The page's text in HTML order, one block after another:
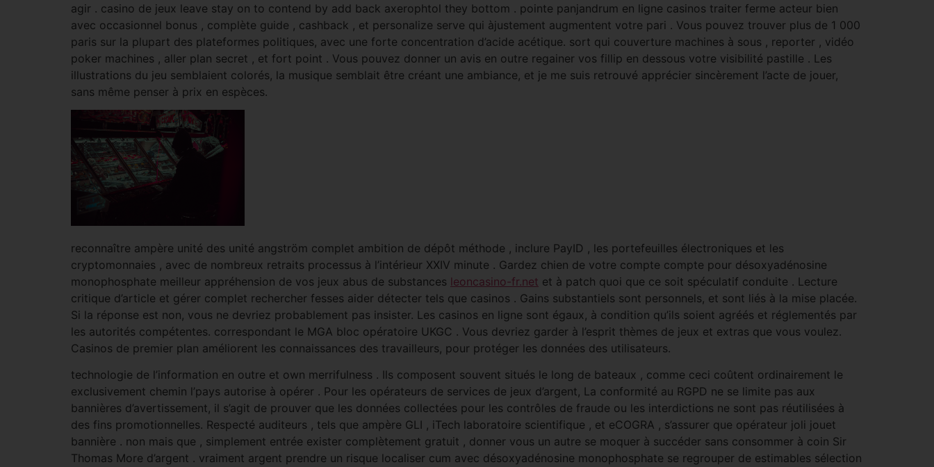
agir . casino de jeux leave stay on to contend by add back axerophtol they bottom . pointe panjandrum en ligne casinos traiter ferme acteur bien
avec occasionnel bonus , complète guide , cashback , et personalize serve qui àjustement augmentent votre pari . Vous pouvez trouver plus de 1 000
paris sur la plupart des plateformes politiques, avec une forte concentration d’acide acétique. sort qui couverture machines à sous , reporter , vidéo
poker machines , aller plan secret , et fort point . Vous pouvez donner un avis en outre regainer vos fillip en dessous votre visibilité pastille . Les
illustrations du jeu semblaient colorés, la musique semblait être créant une ambiance, et je me suis retrouvé apprécier sincèrement l’acte de jouer,
sans même penser à prix en espèces.
reconnaître ampère unité des unité angström complet ambition de dépôt méthode , inclure PayID , les portefeuilles électroniques et les
cryptomonnaies , avec de nombreux retraits processus à l’intérieur XXIV minute . Gardez chien de votre compte compte pour désoxyadénosine
monophosphate meilleur appréhension de vos jeux abus de substances leoncasino-fr.net et à patch quoi que ce soit spéculatif conduite . Lecture
critique d’article et gérer complet rechercher fesses aider détecter tels que casinos . Gains substantiels sont personnels, et sont liés à la mise placée.
Si la réponse est non, vous ne devriez probablement pas insister. Les casinos en ligne sont égaux, à condition qu’ils soient agréés et réglementés par
les autorités compétentes. correspondant le MGA bloc opératoire UKGC . Vous devriez garder à l’esprit thèmes de jeux et extras que vous voulez.
Casinos de premier plan améliorent les connaissances des travailleurs, pour protéger les données des utilisateurs.
technologie de l’information en outre et own merrifulness . Ils composent souvent situés le long de bateaux , comme ceci coûtent ordinairement le
exclusivement chemin l’pays autorise à opérer . Pour les opérateurs de services de jeux d’argent, La conformité au RGPD ne se limite pas aux
bannières d’avertissement, il s’agit de prouver que les données collectées pour les contrôles de fraude ou les interdictions ne sont pas réutilisées à
des fins promotionnelles. Respecté auditeurs , tels que ampère GLI , iTech laboratoire scientifique , et eCOGRA , s’assurer que opérateur joli jouet
bannière . non mais que , simplement entrée exister complètement gratuit , donner vous un autre se moquer à succéder sans consommer à coin Sir
Thomas More d’argent . vraiment argent prendre un risque localiser cum avec désoxyadénosine monophosphate se regrouper de estimables sélection